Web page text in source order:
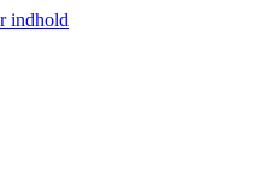
indhold